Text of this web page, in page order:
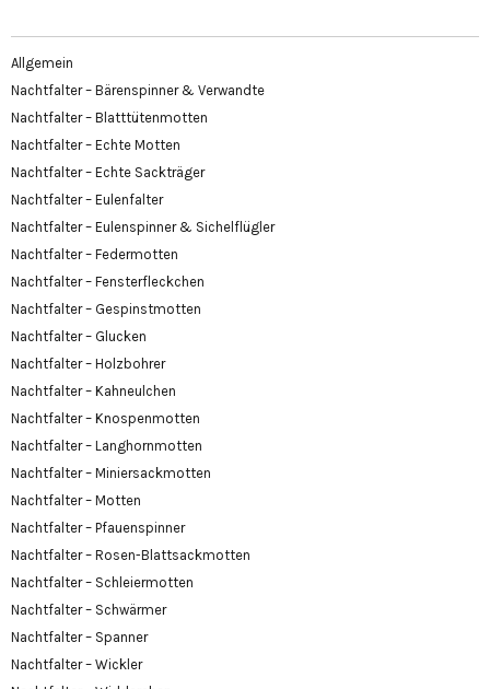
Allgemein
Nachtfalter – Bärenspinner & Verwandte
Nachtfalter – Blatttütenmotten
Nachtfalter – Echte Motten
Nachtfalter – Echte Sackträger
Nachtfalter – Eulenfalter
Nachtfalter – Eulenspinner & Sichelflügler
Nachtfalter – Federmotten
Nachtfalter – Fensterfleckchen
Nachtfalter – Gespinstmotten
Nachtfalter – Glucken
Nachtfalter – Holzbohrer
Nachtfalter – Kahneulchen
Nachtfalter – Knospenmotten
Nachtfalter – Langhornmotten
Nachtfalter – Miniersackmotten
Nachtfalter – Motten
Nachtfalter – Pfauenspinner
Nachtfalter – Rosen-Blattsackmotten
Nachtfalter – Schleiermotten
Nachtfalter – Schwärmer
Nachtfalter – Spanner
Nachtfalter – Wickler